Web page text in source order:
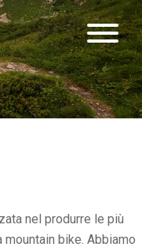
nel produrre le più
bike. Abbiamo